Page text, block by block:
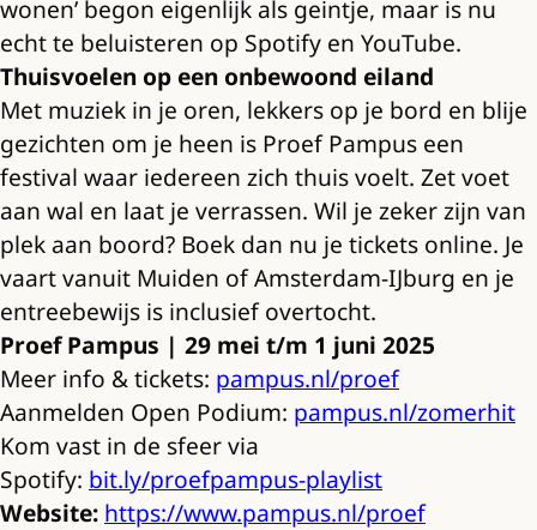
wonen’ begon eigenlijk als geintje, maar is nu
echt te beluisteren op Spotify en YouTube.
Thuisvoelen op een onbewoond eiland
Met muziek in je oren, lekkers op je bord en blije
gezichten om je heen is Proef Pampus een
festival waar iedereen zich thuis voelt. Zet voet
aan wal en laat je verrassen. Wil je zeker zijn van
plek aan boord? Boek dan nu je tickets online. Je
vaart vanuit Muiden of Amsterdam-IJburg en je
entreebewijs is inclusief overtocht.
Proef Pampus | 29 mei t/m 1 juni 2025
Meer info & tickets: pampus.nl/proef
Aanmelden Open Podium: pampus.nl/zomerhit
Kom vast in de sfeer via
Spotify: bit.ly/proefpampus-playlist
Website: https://www.pampus.nl/proef